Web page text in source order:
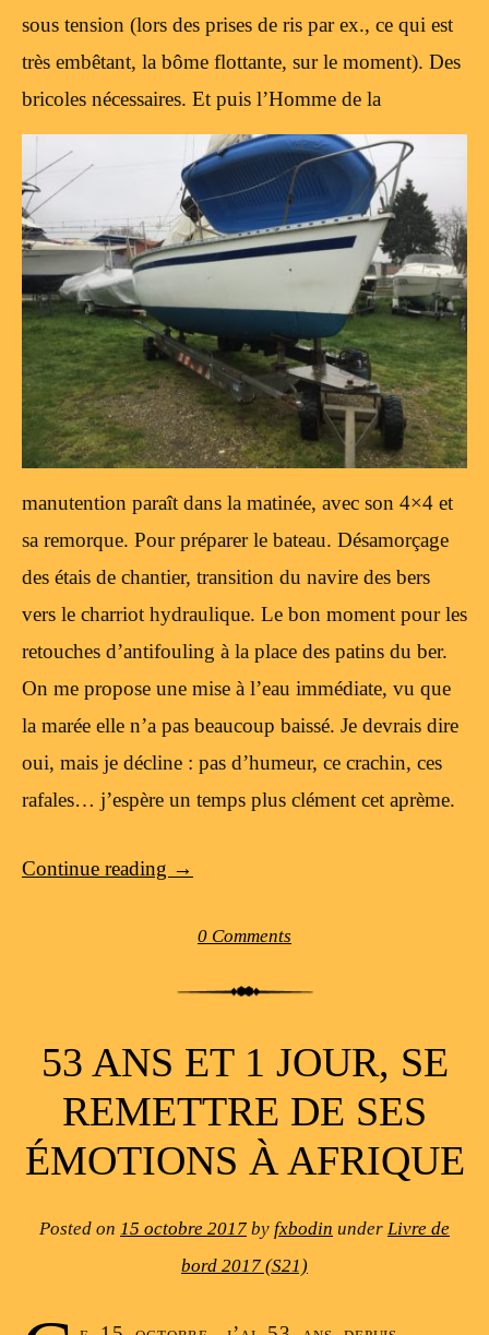
sous tension (lors des prises de ris par ex., ce qui est
très embêtant, la bôme flottante, sur le moment). Des
bricoles nécessaires. Et puis l’Homme de la
manutention paraît dans la matinée, avec son 4×4 et
sa remorque. Pour préparer le bateau. Désamorçage
des étais de chantier, transition du navire des bers
vers le charriot hydraulique. Le bon moment pour les
retouches d’antifouling à la place des patins du ber.
On me propose une mise à l’eau immédiate, vu que
la marée elle n’a pas beaucoup baissé. Je devrais dire
oui, mais je décline : pas d’humeur, ce crachin, ces
rafales… j’espère un temps plus clément cet aprème.
Continue reading →
0 Comments
53 ANS ET 1 JOUR, SE
REMETTRE DE SES
ÉMOTIONS À AFRIQUE
Posted on 15 octobre 2017 by fxbodin under Livre de
bord 2017 (S21)